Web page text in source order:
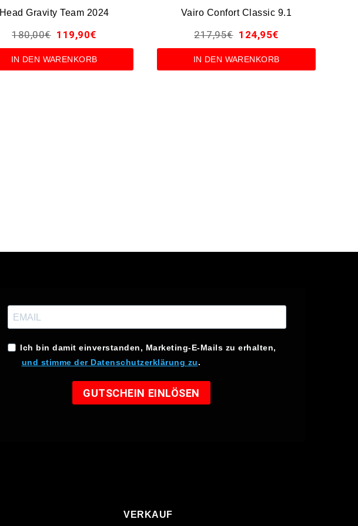
Head Gravity Team 2024
180,00€ 119,90€
IN DEN WARENKORB
Vairo Confort Classic 9.1
217,95€ 124,95€
IN DEN WARENKORB
Ich bin damit einverstanden, Marketing-E-Mails zu erhalten,
und stimme der Datenschutzerklärung zu.
GUTSCHEIN EINLÖSEN
VERKAUF